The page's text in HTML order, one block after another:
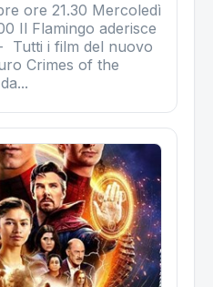
ore 21.30 Mercoledì
Il Flamingo aderisce
i film del nuovo
Crimes of the